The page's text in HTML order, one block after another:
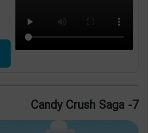
7- Candy Crush Saga